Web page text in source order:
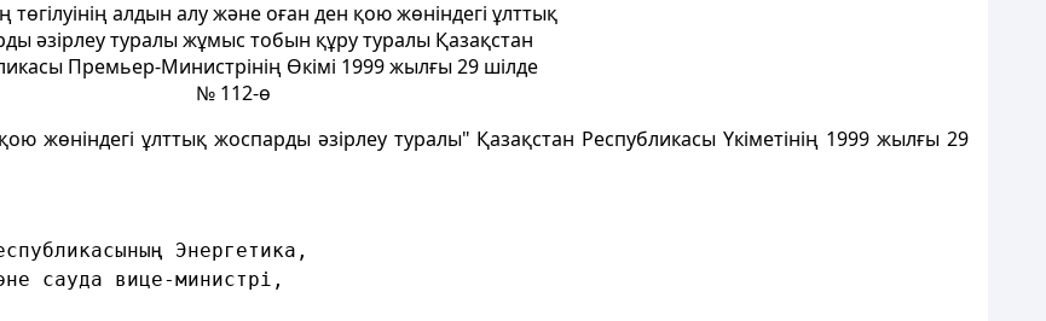
алдын алу және оған ден қою жөніндегі ұлттық
әзірлеу туралы жұмыс тобын құру туралы Қазақстан
Премьер-Министрінің Өкімі 1999 жылғы 29 шілде
№ 112-ө
жөніндегі ұлттық жоспарды әзірлеу туралы" Қазақстан Республикасы Үкіметінің 1999 жылғы 29
Энергетика,
сауда вице-министрі,